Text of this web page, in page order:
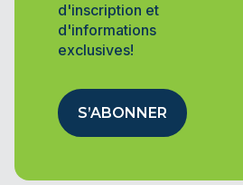
d'inscription et
d'informations
exclusives!
S’ABONNER